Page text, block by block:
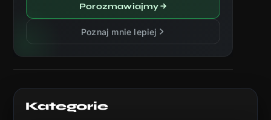
Porozmawiajmy
Poznaj mnie lepiej
Kategorie